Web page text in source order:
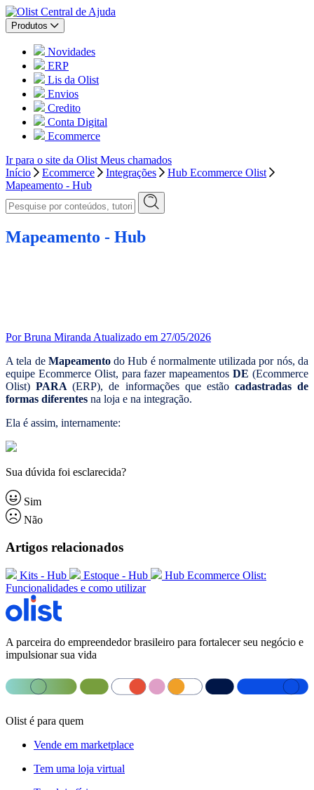
Central de Ajuda
Produtos
Novidades
ERP
Lis da Olist
Envios
Credito
Conta Digital
Ecommerce
Ir para o site da Olist Meus chamados
Início
Ecommerce Integrações
Hub Ecommerce Olist
Mapeamento - Hub
Mapeamento - Hub
Por Bruna Miranda Atualizado em 27/05/2026
A tela de Mapeamentodo Hub é normalmente utilizada por nós, da
equipe Ecommerce Olist, para fazer mapeamentosDE (Ecommerce
Olist)PARA(ERP), de informações que estão cadastradas de
formas diferentes na loja e na integração.
Ela é assim, internamente:
Sua dúvida foi esclarecida?
Sim
Não
Artigos relacionados
Kits - Hub Estoque - Hub
Hub Ecommerce Olist:
Funcionalidades e como utilizar
A parceira do empreendedor brasileiro para fortalecer seu negócio e
impulsionar sua vida
Olist é para quem
Vende em marketplace
Tem uma loja virtual